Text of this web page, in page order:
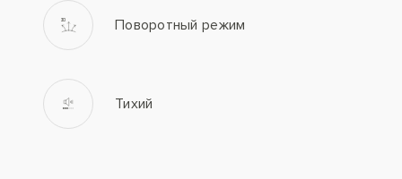
Поворотный режим
Тихий